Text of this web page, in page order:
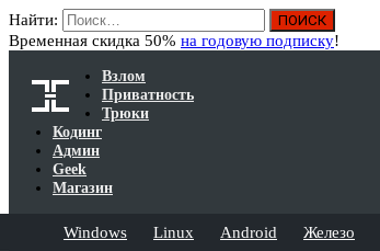
Найти:
Временная скидка 50% на годовую подписку!
Взлом
Приватность
Трюки
Кодинг
Админ
Geek
Магазин
Windows Linux Android Железо